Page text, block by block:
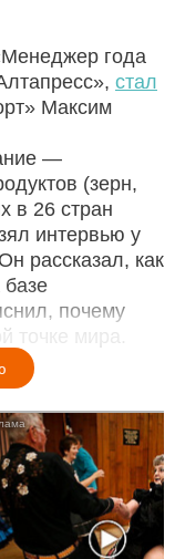
года
стал
Максим
—
(зерн,
в 26 стран
интервью у
рассказал, как
почему
точке мира.